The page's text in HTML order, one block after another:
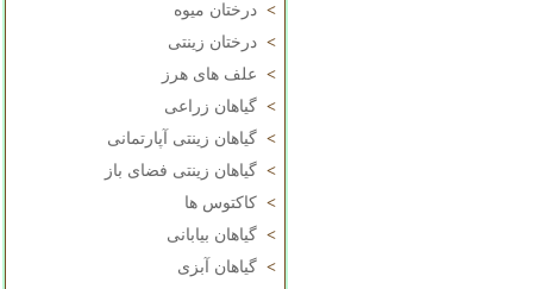
> درختان میوه
> درختان زینتی
> علف های هرز
> گیاهان زراعی
> گیاهان زینتی آپارتمانی
> گیاهان زینتی فضای باز
> کاکتوس ها
> گیاهان بیابانی
> گیاهان آبزی